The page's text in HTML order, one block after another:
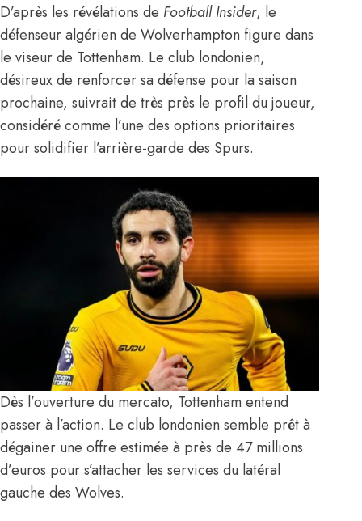
D’après les révélations de Football Insider, le
défenseur algérien de Wolverhampton figure dans
le viseur de Tottenham. Le club londonien,
désireux de renforcer sa défense pour la saison
prochaine, suivrait de très près le profil du joueur,
considéré comme l’une des options prioritaires
pour solidifier l’arrière-garde des Spurs.
Dès l’ouverture du mercato, Tottenham entend
passer à l’action. Le club londonien semble prêt à
dégainer une offre estimée à près de 47 millions
d’euros pour s’attacher les services du latéral
gauche des Wolves.